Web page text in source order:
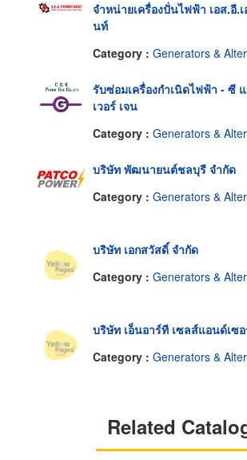
จำหน่ายเครื่องปั่นไฟฟ้า เอส.อี.เ
นท์
Category : Generators &
รับซ่อมเครื่องกำเนิดไฟฟ้า - ซี
เวอร์ เจน
Category : Generators &
บริษัท พัฒนายนต์ชลบุรี จำกัด
Category : Generators &
บริษัท เอกสวัสดิ์ จำกัด
Category : Generators &
บริษัท เอ็นอาร์ที เซลส์แอนด์เซ
Category : Generators &
Related